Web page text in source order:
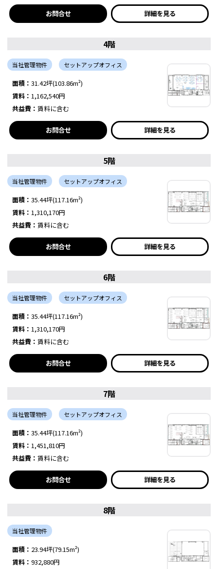
お問合せ 詳細を見る
4階
当社管理物件 セットアップオフィス
面積： 31.42坪(103.86m²)
賃料： 1,162,540円
共益費： 賃料に含む
お問合せ 詳細を見る
5階
当社管理物件 セットアップオフィス
面積： 35.44坪(117.16m²)
賃料： 1,310,170円
共益費： 賃料に含む
お問合せ 詳細を見る
6階
当社管理物件 セットアップオフィス
面積： 35.44坪(117.16m²)
賃料： 1,310,170円
共益費： 賃料に含む
お問合せ 詳細を見る
7階
当社管理物件 セットアップオフィス
面積： 35.44坪(117.16m²)
賃料： 1,451,810円
共益費： 賃料に含む
お問合せ 詳細を見る
8階
当社管理物件
面積： 23.94坪(79.15m²)
賃料： 932,880円